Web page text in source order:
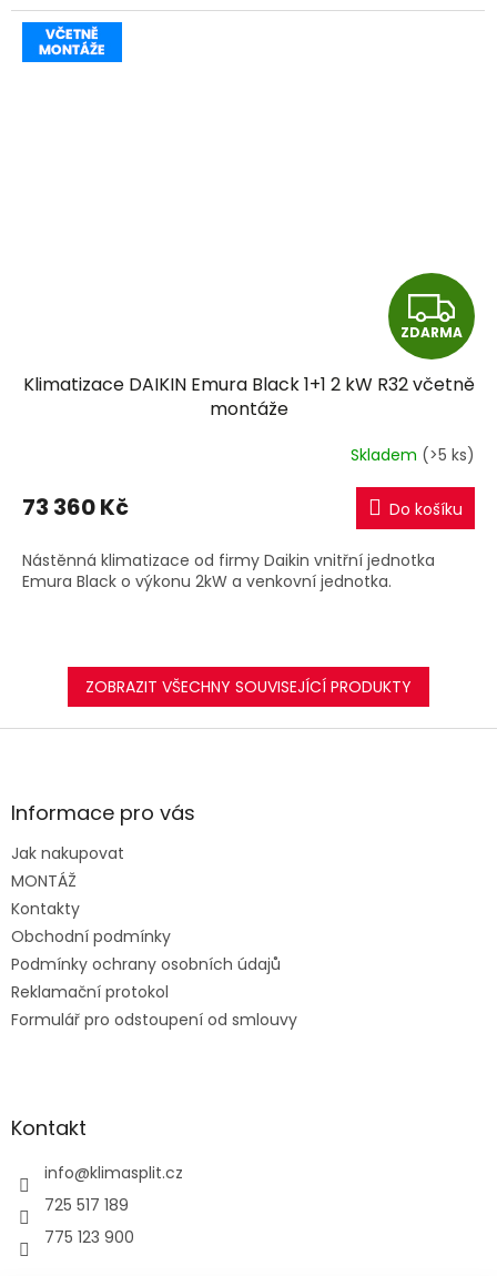
Z
D
A
R
M
A
ZDARMA
Klimatizace DAIKIN Emura Black 1+1 2 kW R32 včetně
montáže
Skladem (>5 ks)
73 360 Kč Do košíku
Nástěnná klimatizace od firmy Daikin vnitřní jednotka
Emura Black o výkonu 2kW a venkovní jednotka.
ZOBRAZIT VŠECHNY SOUVISEJÍCÍ PRODUKTY
Z
aInformace pro vás
Jak nakupovat
MONTÁŽ
Kontakty
Obchodní podmínky
Podmínky ochrany osobních údajů
Reklamační protokol
Formulář pro odstoupení od smlouvy
Kontakt
info@klimasplit.cz
725 517 189
775 123 900